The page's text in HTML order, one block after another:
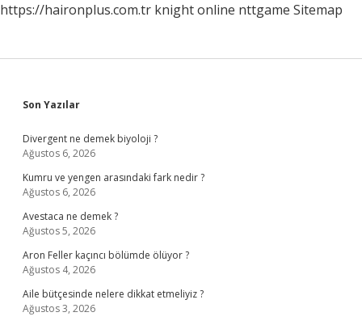
https://haironplus.com.tr knight online nttgame Sitemap
Sidebar
Son Yazılar
Divergent ne demek biyoloji ?
Ağustos 6, 2026
Kumru ve yengen arasındaki fark nedir ?
Ağustos 6, 2026
Avestaca ne demek ?
Ağustos 5, 2026
Aron Feller kaçıncı bölümde ölüyor ?
Ağustos 4, 2026
Aile bütçesinde nelere dikkat etmeliyiz ?
Ağustos 3, 2026